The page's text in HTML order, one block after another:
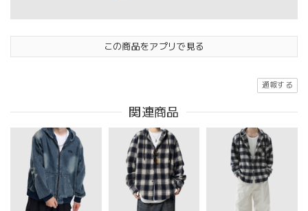
この商品をアプリで見る
通報する
関連商品